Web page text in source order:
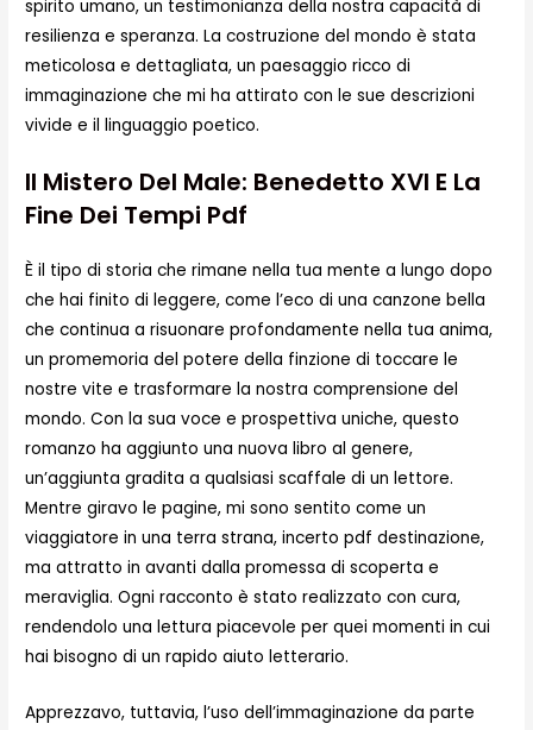
spirito umano, un testimonianza della nostra capacità di
resilienza e speranza. La costruzione del mondo è stata
meticolosa e dettagliata, un paesaggio ricco di
immaginazione che mi ha attirato con le sue descrizioni
vivide e il linguaggio poetico.
Il Mistero Del Male: Benedetto XVI E La
Fine Dei Tempi Pdf
È il tipo di storia che rimane nella tua mente a lungo dopo
che hai finito di leggere, come l’eco di una canzone bella
che continua a risuonare profondamente nella tua anima,
un promemoria del potere della finzione di toccare le
nostre vite e trasformare la nostra comprensione del
mondo. Con la sua voce e prospettiva uniche, questo
romanzo ha aggiunto una nuova libro al genere,
un’aggiunta gradita a qualsiasi scaffale di un lettore.
Mentre giravo le pagine, mi sono sentito come un
viaggiatore in una terra strana, incerto pdf destinazione,
ma attratto in avanti dalla promessa di scoperta e
meraviglia. Ogni racconto è stato realizzato con cura,
rendendolo una lettura piacevole per quei momenti in cui
hai bisogno di un rapido aiuto letterario.
Apprezzavo, tuttavia, l’uso dell’immaginazione da parte